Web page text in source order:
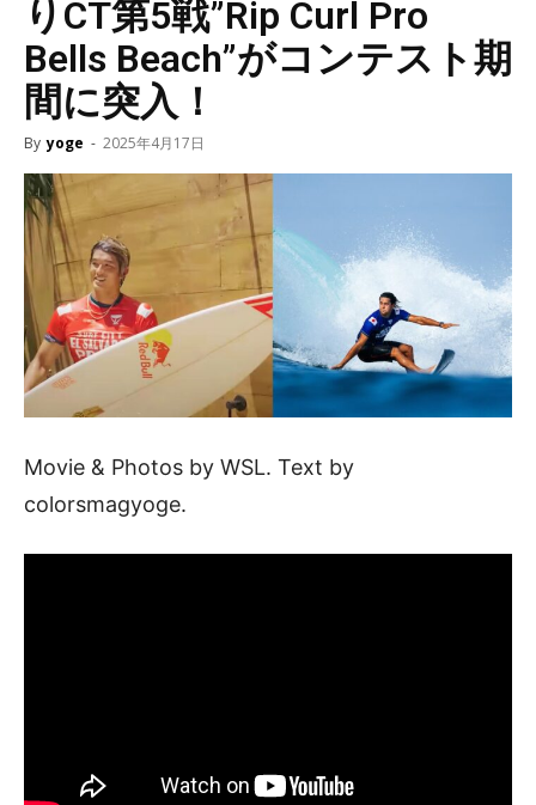
りCT第5戦”Rip Curl Pro
Bells Beach”がコンテスト期
間に突入！
By yoge - 2025年4月17日
Movie & Photos by WSL. Text by
colorsmagyoge.